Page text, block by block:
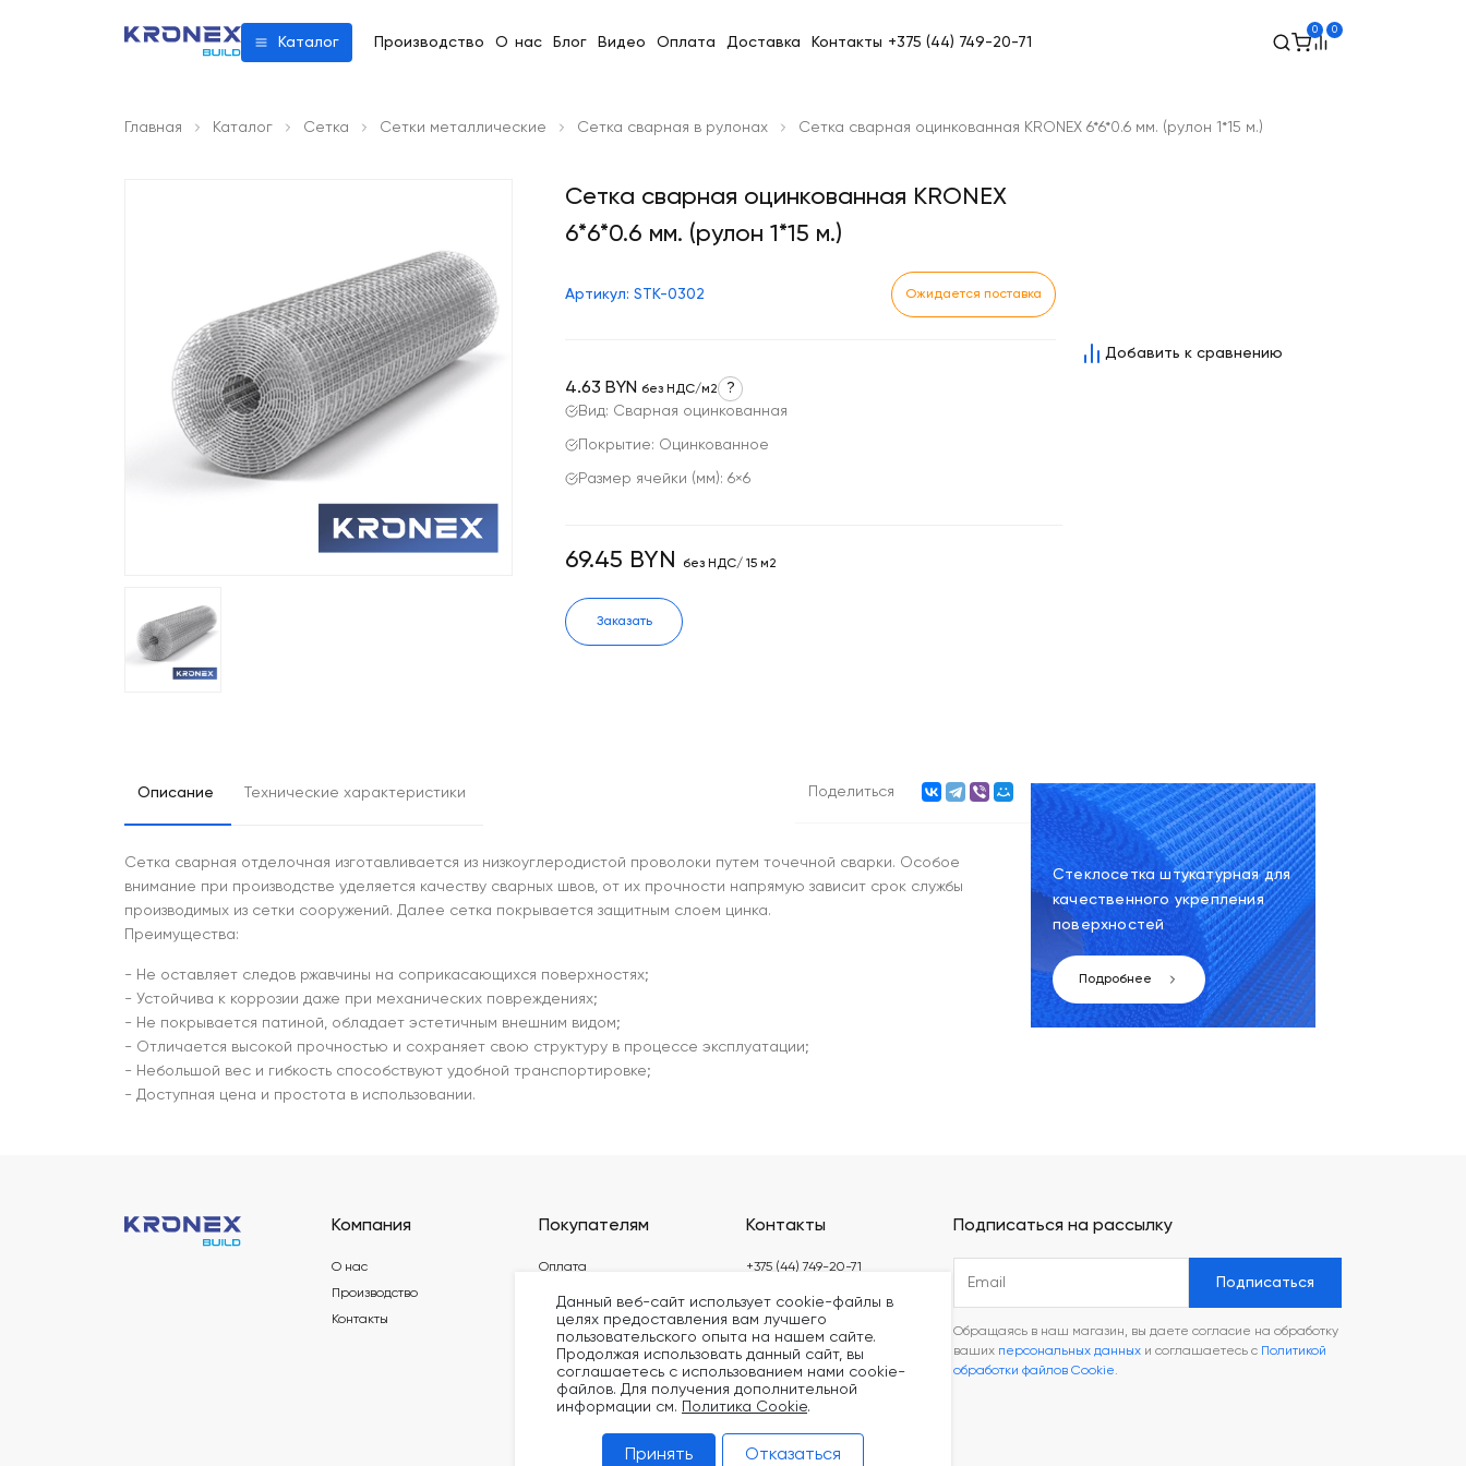
Каталог Производство О нас Блог Видео Оплата Доставка Контакты +375 (44) 749-20-71
0 0
Главная Каталог Сетка Сетки металлические Сетка сварная в рулонах Сетка сварная оцинкованная KRONEX 6*6*0.6 мм. (рулон 1*15 м.)
Сетка сварная оцинкованная KRONEX
6*6*0.6 мм. (рулон 1*15 м.)
Артикул: STK-0302 Ожидается поставка
Вид: Сварная оцинкованная
Покрытие: Оцинкованное
Размер ячейки (мм): 6×6
4.63 BYN без НДС/м2 ?
69.45 BYN без НДС/ 15 м2
Заказать
Добавить к сравнению
Описание Технические характеристики Поделиться
Сетка сварная отделочная изготавливается из низкоуглеродистой проволоки путем точечной сварки. Особое
внимание при производстве уделяется качеству сварных швов, от их прочности напрямую зависит срок службы
производимых из сетки сооружений. Далее сетка покрывается защитным слоем цинка.
Преимущества:
- Не оставляет следов ржавчины на соприкасающихся поверхностях;
- Устойчива к коррозии даже при механических повреждениях;
- Не покрывается патиной, обладает эстетичным внешним видом;
- Отличается высокой прочностью и сохраняет свою структуру в процессе эксплуатации;
- Небольшой вес и гибкость способствуют удобной транспортировке;
- Доступная цена и простота в использовании.
Стеклосетка штукатурная для
качественного укрепления
поверхностей
Подробнее
Компания
О нас
Производство
Контакты
Покупателям
Оплата
Доставка
Блог
Видео
Сертификаты
Контакты
+375 (44) 749-20-71
build@kronex-company.by
Пн-Пт: 8:30 - 17:15
Сб-вс: выходной
Подписаться на рассылку
Подписаться
Обращаясь в наш магазин, вы даете согласие на обработку
ваших персональных данных и соглашаетесь с Политикой
обработки файлов Cookie.
Данный веб-сайт использует cookie-файлы в
целях предоставления вам лучшего
пользовательского опыта на нашем сайте.
Продолжая использовать данный сайт, вы
соглашаетесь с использованием нами cookie-
файлов. Для получения дополнительной
информации см.
Политика Cookie.
Принять Отказаться